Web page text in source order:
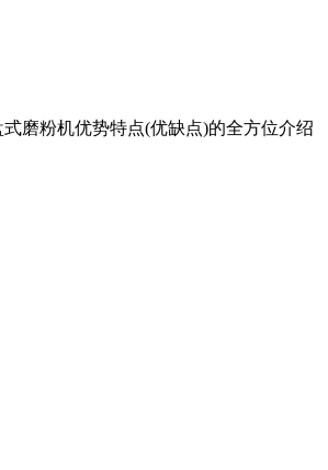
磨粉机优势特点(优缺点)的全方位介绍